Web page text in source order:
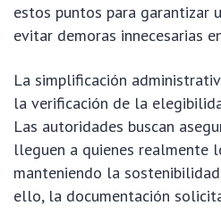
estos puntos para garantizar
evitar demoras innecesarias
La simplificación
la verificación de la
Las autoridades buscan
lleguen a quienes realmente
manteniendo la
ello, la documentación